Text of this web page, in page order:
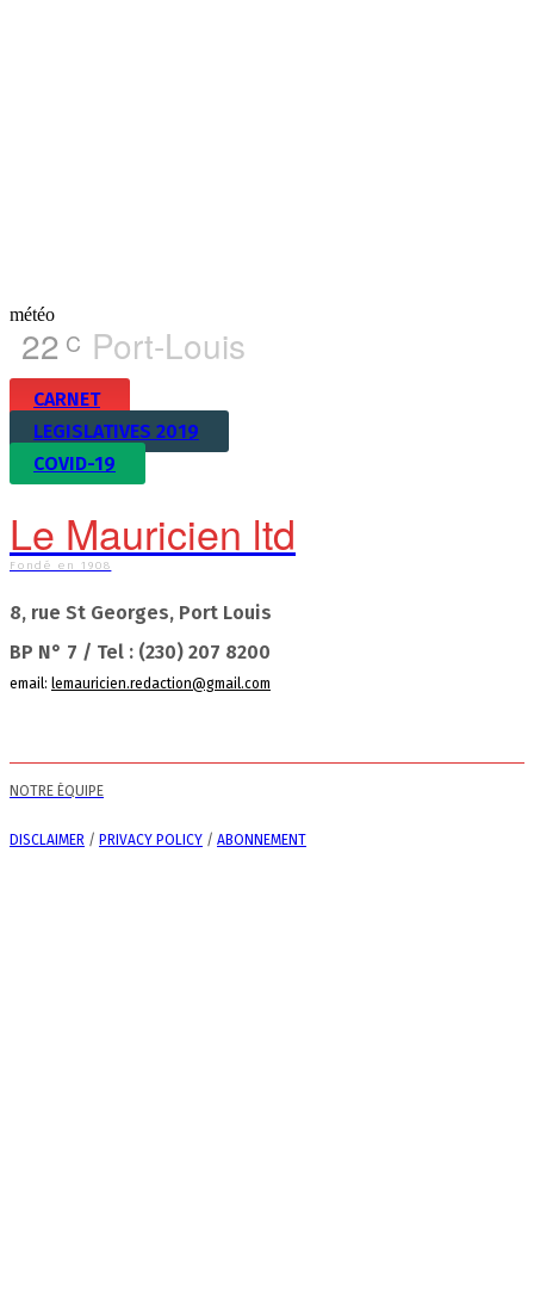
météo
22 C Port-Louis
CARNET
LEGISLATIVES 2019
COVID-19
Le Mauricien ltd
Fondé en 1908
8, rue St Georges, Port Louis
BP N° 7 / Tel : (230) 207 8200
email: lemauricien.redaction@gmail.com
NOTRE ÉQUIPE
DISCLAIMER / PRIVACY POLICY / ABONNEMENT